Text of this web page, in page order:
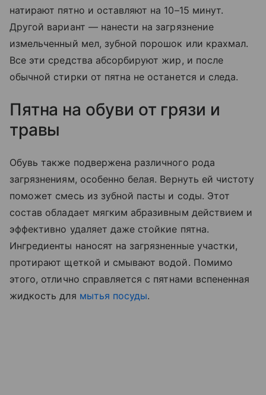
натирают пятно и оставляют на 10–15 минут.
Другой вариант — нанести на загрязнение
измельченный мел, зубной порошок или крахмал.
Все эти средства абсорбируют жир, и после
обычной стирки от пятна не останется и следа.
Пятна на обуви от грязи и
травы
Обувь также подвержена различного рода
загрязнениям, особенно белая. Вернуть ей чистоту
поможет смесь из зубной пасты и соды. Этот
состав обладает мягким абразивным действием и
эффективно удаляет даже стойкие пятна.
Ингредиенты наносят на загрязненные участки,
протирают щеткой и смывают водой. Помимо
этого, отлично справляется с пятнами вспененная
жидкость для мытья посуды.